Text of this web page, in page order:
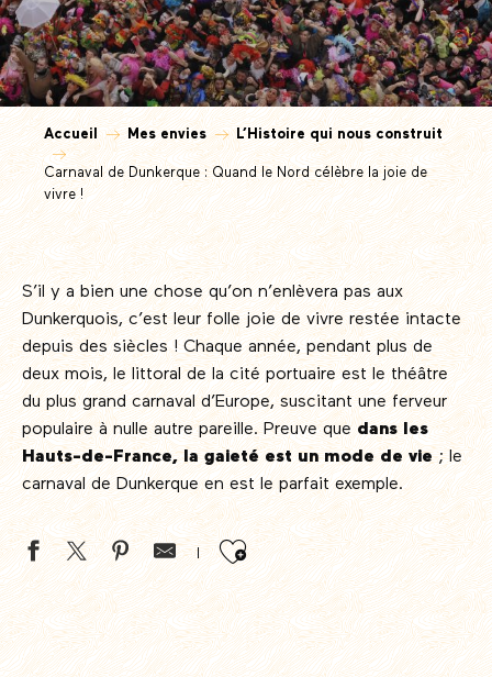
Accueil Mes envies L’Histoire qui nous construit
Carnaval de Dunkerque : Quand le Nord célèbre la joie de
vivre !
S’il y a bien une chose qu’on n’enlèvera pas aux
Dunkerquois, c’est leur folle joie de vivre restée intacte
depuis des siècles ! Chaque année, pendant plus de
deux mois, le littoral de la cité portuaire est le théâtre
du plus grand carnaval d’Europe, suscitant une ferveur
populaire à nulle autre pareille. Preuve quedans les
Hauts-de-France, la gaieté est un mode de vie; le
carnaval de Dunkerque en est le parfait exemple.
Ajouter aux